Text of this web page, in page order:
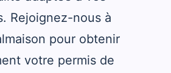
Rejoignez-nous à
pour obtenir
votre permis de